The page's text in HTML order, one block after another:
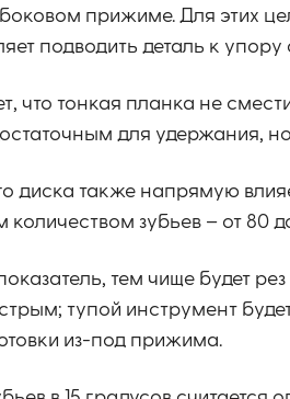
прижиме. Для этих
подводить деталь к
что тонкая планка не
для удержания,
диска также напрямую
зубьев – от 80
тем чище будет
тупой инструмент
из-под прижима.